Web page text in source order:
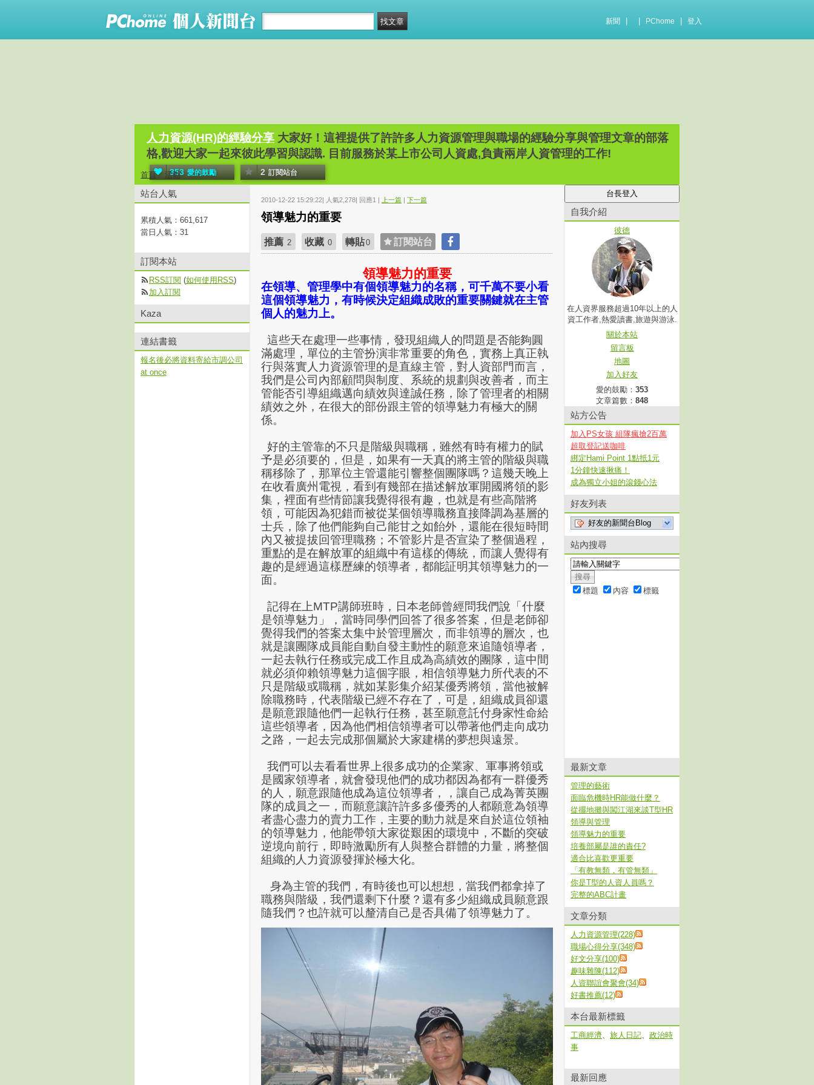
新聞 PChome 登入
人力資源(HR)的經驗分享 大家好！這裡提供了許許多人力資源管理與職場的經驗分享與管理文章的部落
格,歡迎大家一起來彼此學習與認識. 目前服務於某上市公司人資處,負責兩岸人資管理的工作!
353 愛的鼓勵 2 訂閱站台
首頁 活動
2010-12-22 15:29:22| 人氣2,278| 回應1 | 上一篇 | 下一篇
領導魅力的重要
推薦 2 收藏 0 轉貼0 訂閱站台
領導魅力的重要
在領導、管理學中有個領導魅力的名稱，可千萬不要小看
這個領導魅力，有時候決定組織成敗的重要關鍵就在主管
個人的魅力上。
這些天在處理一些事情，發現組織人的問題是否能夠圓
滿處理，單位的主管扮演非常重要的角色，實務上真正執
行與落實人力資源管理的是直線主管，對人資部門而言，
我們是公司內部顧問與制度、系統的規劃與改善者，而主
管能否引導組織邁向績效與達誠任務，除了管理者的相關
績效之外，在很大的部份跟主管的領導魅力有極大的關
係。
好的主管靠的不只是階級與職稱，雖然有時有權力的賦
予是必須要的，但是，如果有一天真的將主管的階級與職
稱移除了，那單位主管還能引響整個團隊嗎？這幾天晚上
在收看廣州電視，看到有幾部在描述解放軍開國將領的影
集，裡面有些情節讓我覺得很有趣，也就是有些高階將
領，可能因為犯錯而被從某個領導職務直接降調為基層的
士兵，除了他們能夠自己能甘之如飴外，還能在很短時間
內又被提拔回管理職務；不管影片是否宣染了整個過程，
重點的是在解放軍的組織中有這樣的傳統，而讓人覺得有
趣的是經過這樣歷練的領導者，都能証明其領導魅力的一
面。
記得在上MTP講師班時，日本老師曾經問我們說「什麼
是領導魅力」，當時同學們回答了很多答案，但是老師卻
覺得我們的答案太集中於管理層次，而非領導的層次，也
就是讓團隊成員能自動自發主動性的願意來追隨領導者，
一起去執行任務或完成工作且成為高績效的團隊，這中間
就必須仰賴領導魅力這個字眼，相信領導魅力所代表的不
只是階級或職稱，就如某影集介紹某優秀將領，當他被解
除職務時，代表階級已經不存在了，可是，組織成員卻還
是願意跟隨他們一起執行任務，甚至願意託付身家性命給
這些領導者，因為他們相信領導者可以帶著他們走向成功
之路，一起去完成那個屬於大家建構的夢想與遠景。
我們可以去看看世界上很多成功的企業家、軍事將領或
是國家領導者，就會發現他們的成功都因為都有一群優秀
的人，願意跟隨他成為這位領導者，，讓自己成為菁英團
隊的成員之一，而願意讓許許多多優秀的人都願意為領導
者盡心盡力的賣力工作，主要的動力就是來自於這位領袖
的領導魅力，他能帶領大家從艱困的環境中，不斷的突破
逆境向前行，即時激勵所有人與整合群體的力量，將整個
組織的人力資源發揮於極大化。
身為主管的我們，有時後也可以想想，當我們都拿掉了
職務與階級，我們還剩下什麼？還有多少組織成員願意跟
隨我們？也許就可以釐清自己是否具備了領導魅力了。
自我介紹
彼德
在人資界服務超過10年以上的人
資工作者,熱愛讀書,旅遊與游泳.
關於本站
留言板
地圖
加入好友
愛的鼓勵： 353
文章篇數： 848
站方公告
加入PS女孩 組隊瘋搶2百萬
超取登記送咖啡
綁定Hami Point 1點抵1元
1分鐘快速揪痛！
成為獨立小姐的滾錢心法
好友列表
好友的新聞台Blog
站內搜尋
標題 內容 標籤
最新文章
管理的藝術
面臨危機時HR能做什麼？
從擺地攤與闖江湖來談T型HR
領導與管理
領導魅力的重要
培養部屬是誰的責任?
適合比喜歡更重要
「有教無類，有管無類」
你是T型的人資人員嗎？
完整的ABC計畫
文章分類
人力資源管理(228)
職場心得分享(348)
好文分享(100)
趣味雜陳(112)
人資聯誼會聚會(34)
好書推薦(12)
本台最新標籤
工商經濟、 旅人日記、 政治時
事
最新回應
站台人氣
累積人氣： 661,617
當日人氣： 31
訂閱本站
RSS訂閱 (如何使用RSS)
加入訂閱
Kaza
連結書籤
報名後必將資料寄給市調公司
at once